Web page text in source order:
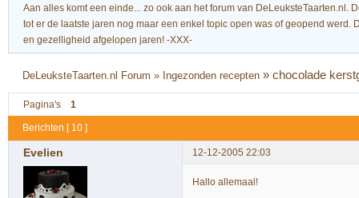
Aan alles komt een einde... zo ook aan het forum van
tot er de laatste jaren nog maar een enkel topic open was of geopend
en gezelligheid afgelopen jaren! -XXX-
DeLeuksteTaarten.nl Forum » Ingezonden recepten »chocolade
Pagina's 1
Berichten [ 10 ]
Evelien 12-12-2005 22:03
Hallo allemaal!